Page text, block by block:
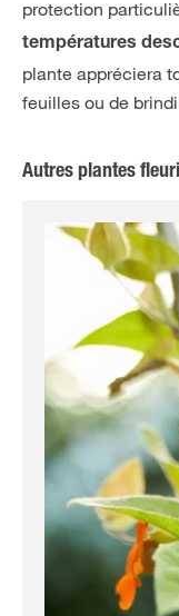
protection
températures
plante appréciera
feuilles ou de
Autres plantes